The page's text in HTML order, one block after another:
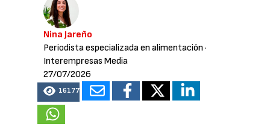
Nina Jareño
Periodista especializada en alimentación ·
Interempresas Media
27/07/2026
16177